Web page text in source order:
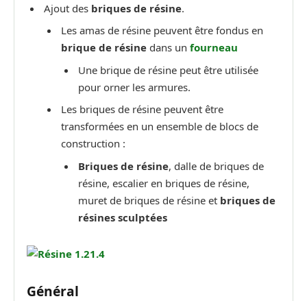
Ajout des briques de résine.
Les amas de résine peuvent être fondus en
brique de résine dans un fourneau
Une brique de résine peut être utilisée
pour orner les armures.
Les briques de résine peuvent être
transformées en un ensemble de blocs de
construction :
Briques de résine, dalle de briques de
résine, escalier en briques de résine,
muret de briques de résine et briques de
résines sculptées
Général